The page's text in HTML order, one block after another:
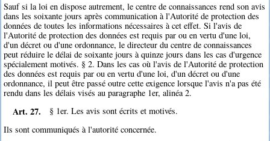
Sauf si la loi en dispose autrement, le centre de connaissances rend son avis
dans les soixante jours après communication à l'Autorité de protection des
données de toutes les informations nécessaires à cet effet. Si l'avis de
l'Autorité de protection des données est requis par ou en vertu d'une loi,
d'un décret ou d'une ordonnance, le directeur du centre de connaissances
peut réduire le délai de soixante jours à quinze jours dans les cas d'urgence
spécialement motivés. § 2. Dans les cas où l'avis de l'Autorité de protection
des données est requis par ou en vertu d'une loi, d'un décret ou d'une
ordonnance, il peut être passé outre cette exigence lorsque l'avis n'a pas été
rendu dans les délais visés au paragraphe 1er, alinéa 2.
Art. 27.
§ 1er. Les avis sont écrits et motivés.
Ils sont communiqués à l'autorité concernée.